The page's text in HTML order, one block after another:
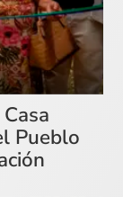
Pueblo